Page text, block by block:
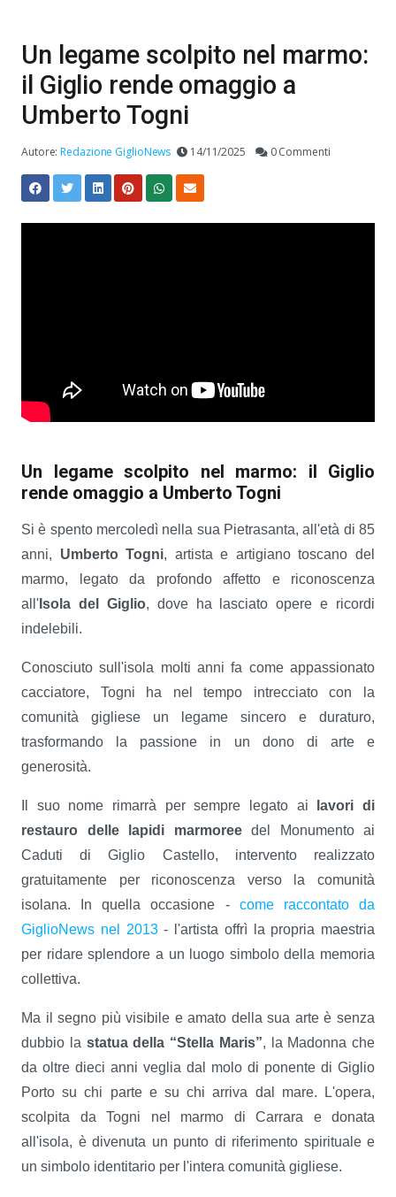
Un legame scolpito nel marmo:
il Giglio rende omaggio a
Umberto Togni
Autore:Redazione GiglioNews 14/11/2025 0 Commenti
Un legame scolpito nel marmo: il Giglio
rende omaggio a Umberto Togni
Si è spento mercoledì nella sua Pietrasanta, all'età di 85
anni, Umberto Togni, artista e artigiano toscano del
marmo, legato da profondo affetto e riconoscenza
all' Isola del Giglio, dove ha lasciato opere e ricordi
indelebili.
Conosciuto sull'isola molti anni fa come appassionato
cacciatore, Togni ha nel tempo intrecciato con la
comunità gigliese un legame sincero e duraturo,
trasformando la passione in un dono di arte e
generosità.
Il suo nome rimarrà per sempre legato ai
lavori di
restauro delle lapidi marmoreedel Monumento ai
Caduti di Giglio Castello, intervento realizzato
gratuitamente per riconoscenza verso la comunità
isolana. In quella occasione -come raccontato da
GiglioNews nel 2013- l'artista offrì la propria maestria
per ridare splendore a un luogo simbolo della memoria
collettiva.
Ma il segno più visibile e amato della sua arte è senza
dubbio la statua della “Stella Maris”, la Madonna che
da oltre dieci anni veglia dal molo di ponente di Giglio
Porto su chi parte e su chi arriva dal mare. L'opera,
scolpita da Togni nel marmo di Carrara e donata
all'isola, è divenuta un punto di riferimento spirituale e
un simbolo identitario per l'intera comunità gigliese.